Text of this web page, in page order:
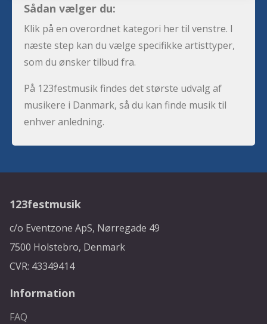
Sådan vælger du:
Klik på en overordnet kategori her til venstre. I
næste step kan du vælge specifikke artisttyper,
som du ønsker tilbud fra.
På 123festmusik findes det største udvalg af
musikere i Danmark, så du kan finde musik til
enhver anledning.
123festmusik
c/o Eventzone ApS, Nørregade 49
7500 Holstebro, Denmark
CVR: 43349414
Information
FAQ